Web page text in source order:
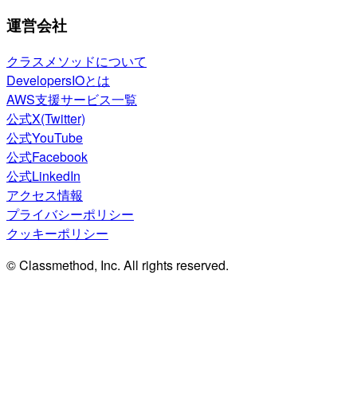
運営会社
クラスメソッドについて
DevelopersIOとは
AWS支援サービス一覧
公式X(Twitter)
公式YouTube
公式Facebook
公式LinkedIn
アクセス情報
プライバシーポリシー
クッキーポリシー
© Classmethod, Inc. All rights reserved.